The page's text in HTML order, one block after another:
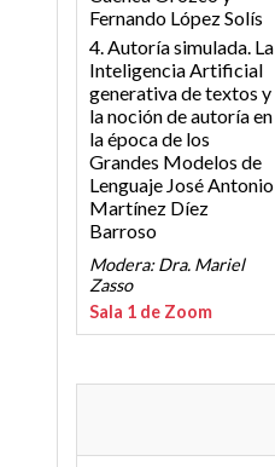
Fernando López Solís
4. Autoría simulada. La
Inteligencia Artificial
generativa de textos y
la noción de autoría en
la época de los
Grandes Modelos de
Lenguaje José Antonio
Martínez Díez
Barroso
Modera: Dra. Mariel
Zasso
Sala 1 de Zoom